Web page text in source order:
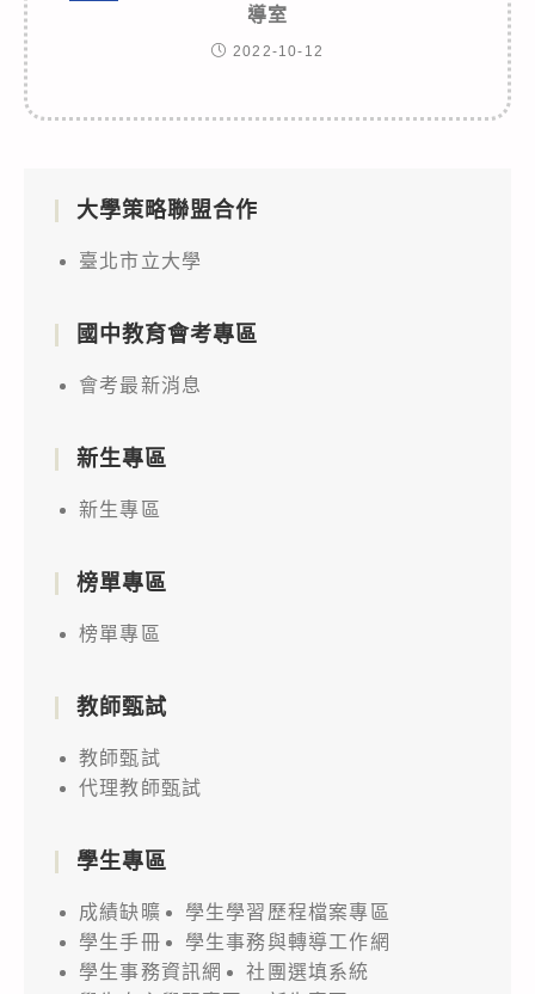
導室
2022-10-12
大學策略聯盟合作
臺北市立大學
國中教育會考專區
會考最新消息
新生專區
新生專區
榜單專區
榜單專區
教師甄試
教師甄試
代理教師甄試
學生專區
成績缺曠
學生學習歷程檔案專區
學生手冊
學生事務與轉導工作網
學生事務資訊網
社團選填系統